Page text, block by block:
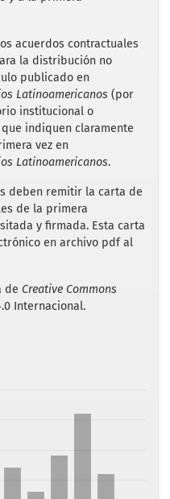
acuerdos contractuales
la distribución no
publicado en
Latinoamericanos (por
institucional o
indiquen claramente
vez en
Latinoamericanos.
deben remitir la carta de
de la primera
y firmada. Esta carta
en archivo pdf al
de Creative Commons
Internacional.